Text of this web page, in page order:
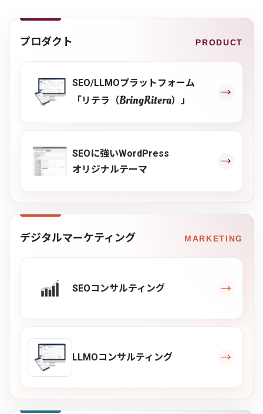
プロダクト
SEO/LLMOプラットフォーム
「リテラ（BringRitera）」
SEOに強いWordPress
オリジナルテーマ
デジタルマーケティング
SEOコンサルティング
LLMOコンサルティング